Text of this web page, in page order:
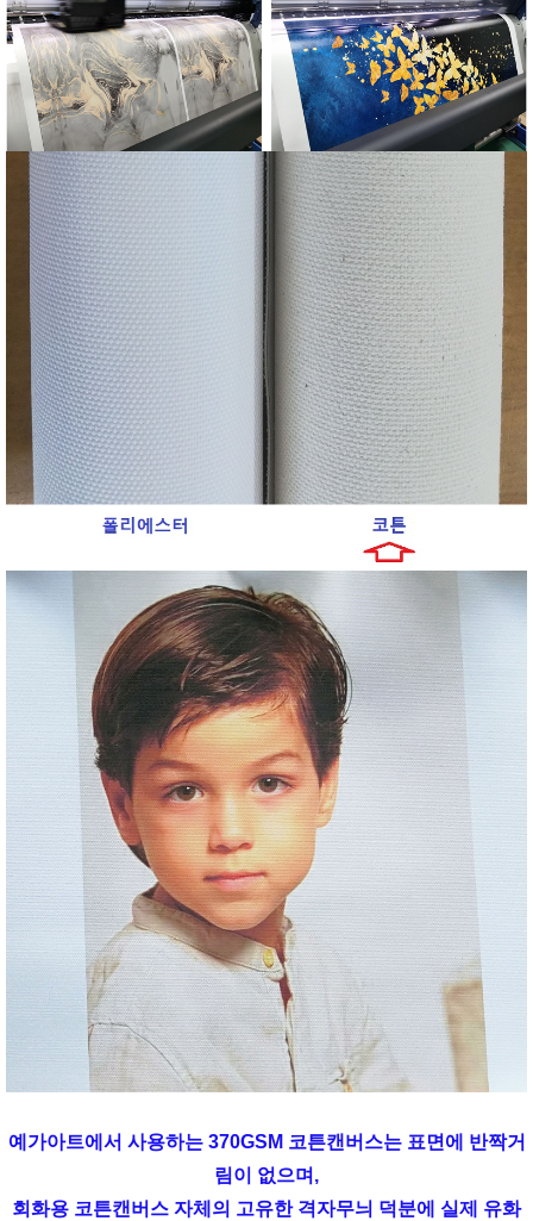
예가아트에서 사용하는 370GSM 코튼캔버스는 표면에 반짝거
림이 없으며,
회화용 코튼캔버스 자체의 고유한 격자무늬 덕분에 실제 유화